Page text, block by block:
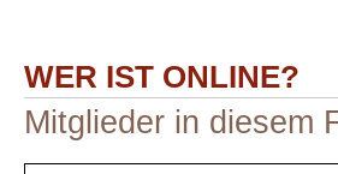
WER IST ONLINE?
Mitglieder in diesem